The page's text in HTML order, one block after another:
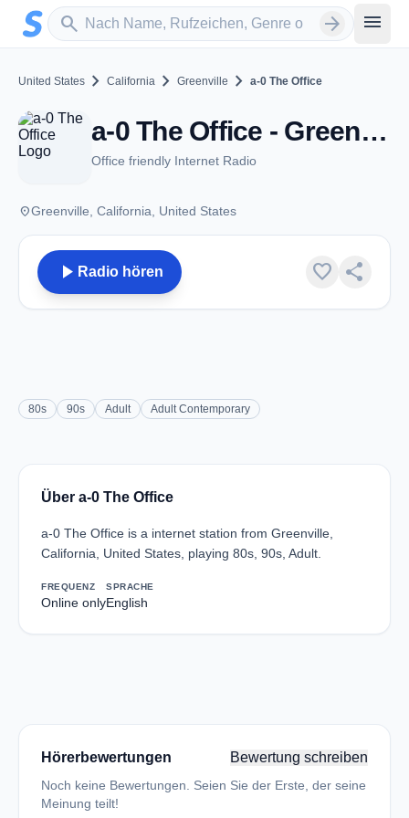
Zum Hauptinhalt springen
search
Sender suchen arrow_forward menu
United States chevron_right California chevron_right Greenville chevron_right a-0 The Office
a-0 The Office - Greenville, CA
Office friendly Internet Radio
placeGreenville, California, United States
play_arrow Radio hören favorite share
80s 90s Adult Adult Contemporary
Über a-0 The Office
a-0 The Office is a internet station from Greenville,
California, United States, playing 80s, 90s, Adult.
FREQUENZ
Online only
SPRACHE
English
Hörerbewertungen Bewertung schreiben
Noch keine Bewertungen. Seien Sie der Erste, der seine
Meinung teilt!